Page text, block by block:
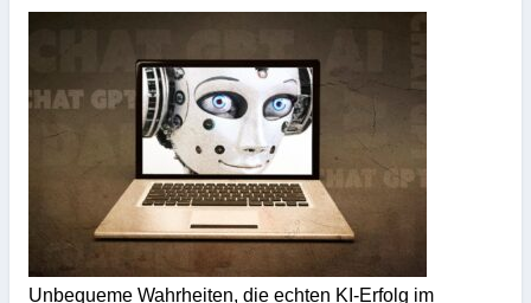
Unbequeme Wahrheiten, die echten KI-Erfolg im